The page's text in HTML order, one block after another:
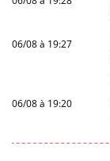
06/08 à 19:27
06/08 à 19:20